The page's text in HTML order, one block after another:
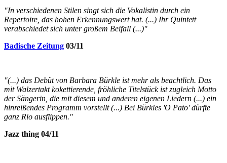
"In verschiedenen Stilen singt sich die Vokalistin durch ein
Repertoire, das hohen Erkennungswert hat. (...) Ihr Quintett
verabschiedet sich unter großem Beifall (...)"
Badische Zeitung 03/11
"(...) das Debüt von Barbara Bürkle ist mehr als beachtlich. Das
mit Walzertakt kokettierende, fröhliche Titelstück ist zugleich Motto
der Sängerin, die mit diesem und anderen eigenen Liedern (...) ein
hinreißendes Programm vorstellt (...) Bei Bürkles 'O Pato' dürfte
ganz Rio ausflippen."
Jazz thing 04/11